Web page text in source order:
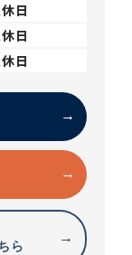
日
日
日
ら